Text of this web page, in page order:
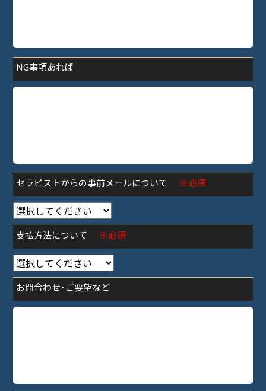
NG事項あれば
セラピストからの事前メールについて ※必須
支払方法について ※必須
お問合わせ･ご要望など